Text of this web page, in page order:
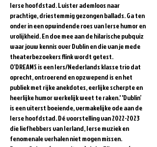
Ierse hoofdstad. Luister ademloos naar
prachtige, driestemmig gezongen ballads. Ga ten
onder in een opwindende roes van Ierse humor en
vrolijkheid. En doe mee aan de hilarische pubquiz
waar jouw kennis over Dublin en die van je mede
theaterbezoekers flink wordt getest.
O’DREAMS is een Iers/Nederlands klasse trio dat
oprecht, ontroerend en opzwepend is en het
publiek met rijke anekdotes, eerlijke scherpte en
heerlijke humor werkelijk weet te raken.' 'Dublin’
is een uiterst boeiende, vermakelijke ode aan de
Ierse hoofdstad. Dé voorstelling van 2022-2023
die liefhebbers van Ierland, Ierse muziek en
fenomenale verhalen niet mogen missen.